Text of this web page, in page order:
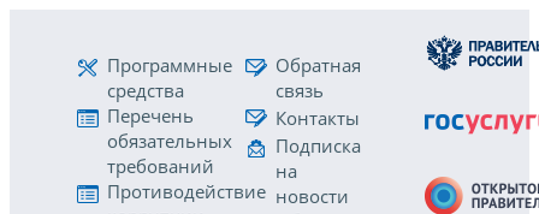
Программные
средства
Перечень
обязательных
требований
Противодействие
Обратная
связь
Контакты
Подписка
на
новости